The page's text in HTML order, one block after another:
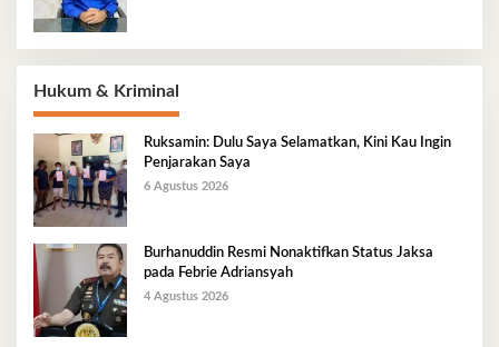
Hukum & Kriminal
Ruksamin: Dulu Saya Selamatkan, Kini Kau Ingin
Penjarakan Saya
6 Agustus 2026
Burhanuddin Resmi Nonaktifkan Status Jaksa
pada Febrie Adriansyah
4 Agustus 2026